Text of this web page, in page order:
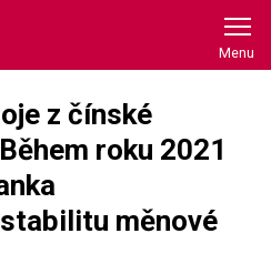
z čínské
roku 2021
měnové